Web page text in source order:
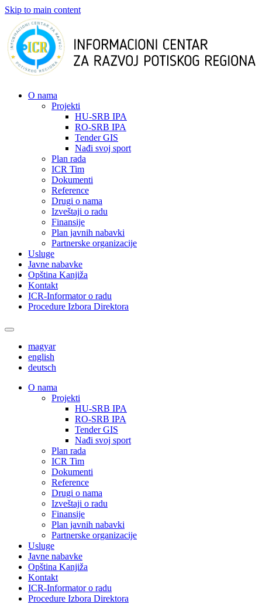
Skip to main content
О nama
Projekti
HU-SRB IPA
RO-SRB IPA
Tender GIS
Nađi svoj sport
Plan rada
ICR Tim
Dokumenti
Reference
Drugi o nama
Izveštaji o radu
Finansije
Plan javnih nabavki
Partnerske organizacije
Usluge
Javne nabavke
Opština Kanjiža
Kontakt
ICR-Informator o radu
Procedure Izbora Direktora
magyar
english
deutsch
О nama
Projekti
HU-SRB IPA
RO-SRB IPA
Tender GIS
Nađi svoj sport
Plan rada
ICR Tim
Dokumenti
Reference
Drugi o nama
Izveštaji o radu
Finansije
Plan javnih nabavki
Partnerske organizacije
Usluge
Javne nabavke
Opština Kanjiža
Kontakt
ICR-Informator o radu
Procedure Izbora Direktora